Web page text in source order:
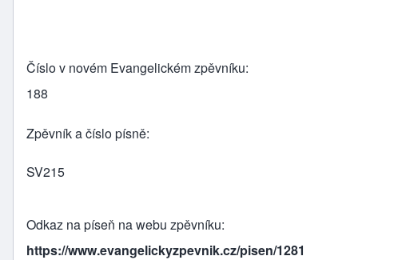
Číslo v novém Evangelickém zpěvníku
188
Zpěvník a číslo písně
SV215
Odkaz na píseň na webu zpěvníku
https://www.evangelickyzpevnik.cz/pisen/1281